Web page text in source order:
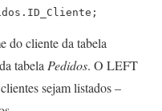
do cliente da tabela
tabelaPedidos. O LEFT
sejam listados –